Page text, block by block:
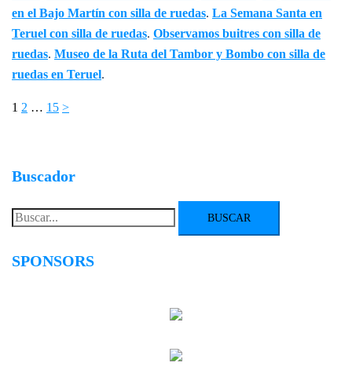
en el Bajo Martín con silla de ruedas. La Semana Santa en
Teruel con silla de ruedas. Observamos buitres con silla de
ruedas. Museo de la Ruta del Tambor y Bombo con silla de
ruedas en Teruel.
Paginación
1 2 … 15 >
Buscador
Buscar:
SPONSORS